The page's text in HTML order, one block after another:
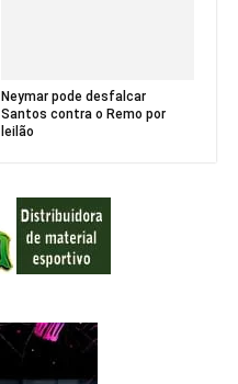
Neymar pode desfalcar
Santos contra o Remo por
leilão